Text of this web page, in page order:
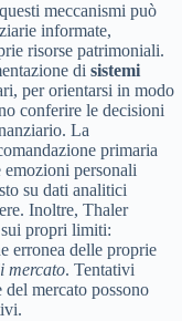
meccanismi può
informate,
risorse patrimoniali.
di sistemi
per orientarsi in modo
conferire le decisioni
La
primaria
emozioni personali
su dati analitici
Inoltre, Thaler
sui propri limiti:
erronea delle proprie
mercato. Tentativi
mercato possono